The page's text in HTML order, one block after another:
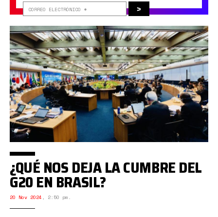
>
¿QUÉ NOS DEJA LA CUMBRE DEL
G20 EN BRASIL?
20 Nov 2024 , 2:50 pm.